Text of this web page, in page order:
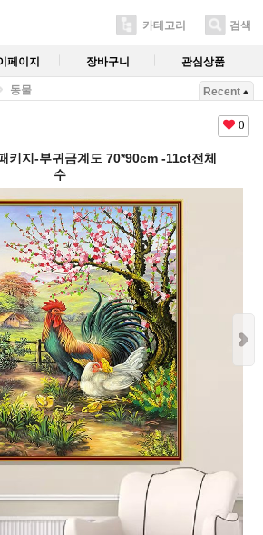
카테고리 검색
페이지 장바구니 관심상품
동물 Recent
0
키지-부귀금계도 70*90cm -11ct전체
수